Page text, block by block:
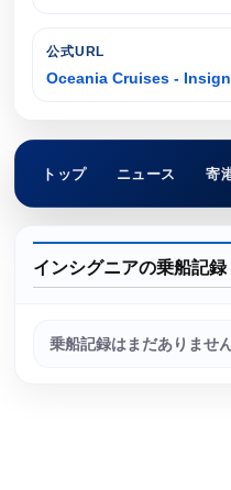
公式URL
Oceania Cruises -
トップ ニュース 寄
インシグニアの乗船記録
乗船記録はまだありません